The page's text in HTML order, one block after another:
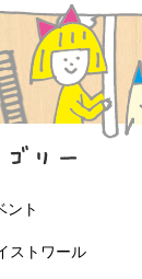
ト
ストワール